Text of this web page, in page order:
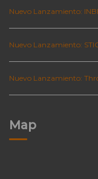
Nuevo Lanzamiento:
Nuevo Lanzamiento:
Nuevo Lanzamiento:
Map